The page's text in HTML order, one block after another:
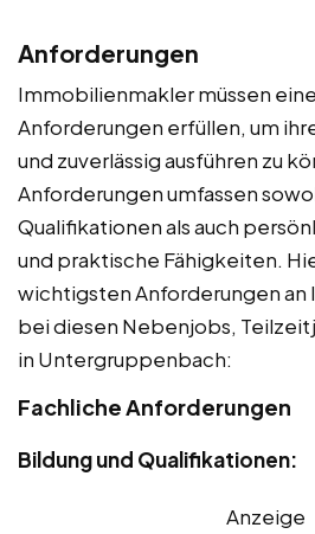
Anforderungen
Immobilienmakler müssen
Anforderungen erfüllen, um
und zuverlässig ausführen zu
Anforderungen umfassen
Qualifikationen als auch
und praktische Fähigkeiten.
wichtigsten Anforderungen
bei diesen Nebenjobs,
in Untergruppenbach:
Fachliche Anforderungen
Bildung und Qualifikationen:
Anzeige